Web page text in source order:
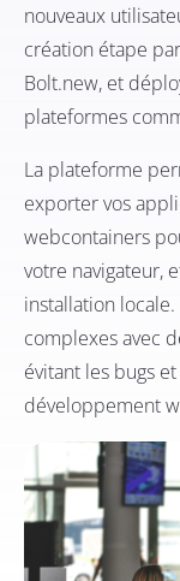
nouveaux
création étape
Bolt.new, et
plateformes
La plateforme
exporter vos
webcontainers
votre navigateur,
installation
complexes avec
évitant les bugs
développement